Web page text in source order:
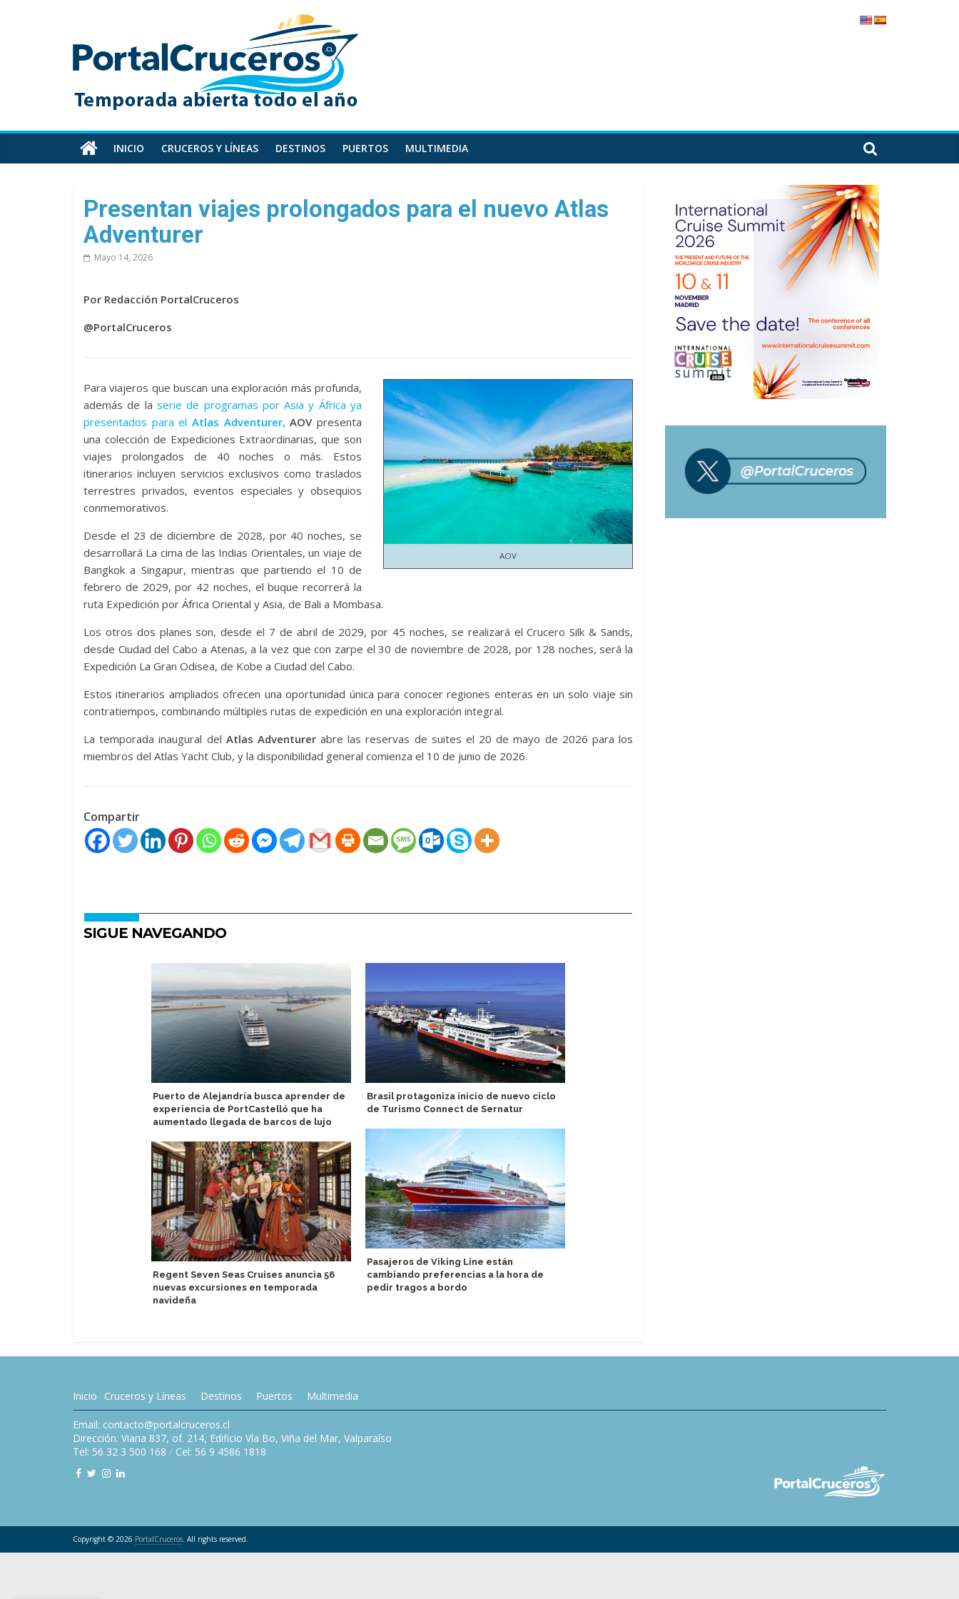
PortalCruceros
Toda
información
cruceros
en
un
sitio
INICIO CRUCEROS Y LÍNEAS DESTINOS PUERTOS MULTIMEDIA
Presentan viajes prolongados para el nuevo Atlas
Adventurer
Mayo 14, 2026
Por Redacción PortalCruceros
@PortalCruceros
AOV
Para viajeros que buscan una exploración más profunda,
además de la serie de programas por Asia y África ya
presentados para el Atlas Adventurer, AOVpresenta
una colección de Expediciones Extraordinarias, que son
viajes prolongados de 40 noches o más. Estos
itinerarios incluyen servicios exclusivos como traslados
terrestres privados, eventos especiales y obsequios
conmemorativos.
Desde el 23 de diciembre de 2028, por 40 noches, se
desarrollará La cima de las Indias Orientales, un viaje de
Bangkok a Singapur, mientras que partiendo el 10 de
febrero de 2029, por 42 noches, el buque recorrerá la
ruta Expedición por África Oriental y Asia, de Bali a Mombasa.
Los otros dos planes son, desde el 7 de abril de 2029, por 45 noches, se realizará el Crucero Silk & Sands,
desde Ciudad del Cabo a Atenas, a la vez que con zarpe el 30 de noviembre de 2028, por 128 noches, será la
Expedición La Gran Odisea, de Kobe a Ciudad del Cabo.
Estos itinerarios ampliados ofrecen una oportunidad única para conocer regiones enteras en un solo viaje sin
contratiempos, combinando múltiples rutas de expedición en una exploración integral.
La temporada inaugural del Atlas Adventurerabre las reservas de suites el 20 de mayo de 2026 para los
miembros del Atlas Yacht Club, y la disponibilidad general comienza el 10 de junio de 2026.
Compartir
SIGUE NAVEGANDO
Puerto de Alejandría busca aprender de
experiencia de PortCastelló que ha
aumentado llegada de barcos de lujo
Regent Seven Seas Cruises anuncia 56
nuevas excursiones en temporada
navideña
Brasil protagoniza inicio de nuevo ciclo
de Turismo Connect de Sernatur
Pasajeros de Viking Line están
cambiando preferencias a la hora de
pedir tragos a bordo
Inicio Cruceros y Líneas Destinos Puertos Multimedia
Email: contacto@portalcruceros.cl
Dirección: Viana 837, of. 214, Edificio Vía Bo, Viña del Mar, Valparaíso
Tel: 56 32 3 500 168 / Cel: 56 9 4586 1818
Copyright © 2026 PortalCruceros. All rights reserved.